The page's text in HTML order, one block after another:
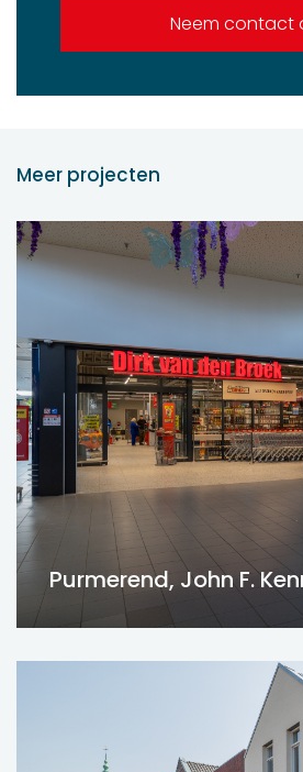
Neem contact
Meer projecten
Purmerend, John F.